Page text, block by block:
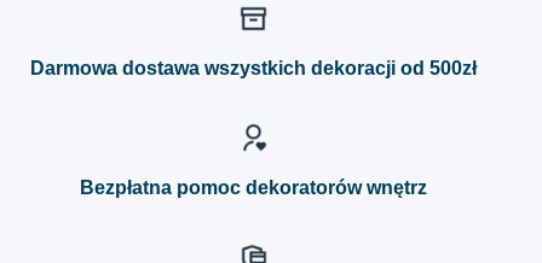
Darmowa dostawa wszystkich dekoracji od 500zł
Bezpłatna pomoc dekoratorów wnętrz